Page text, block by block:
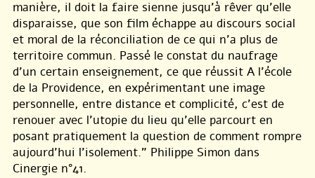
manière, il doit la faire sienne jusqu’à rêver qu’elle
disparaisse, que son film échappe au discours social
et moral de la réconciliation de ce qui n’a plus de
territoire commun. Passé le constat du naufrage
d’un certain enseignement, ce que réussit A l’école
de la Providence, en expérimentant une image
personnelle, entre distance et complicité, c’est de
renouer avec l’utopie du lieu qu’elle parcourt en
posant pratiquement la question de comment rompre
aujourd’hui l’isolement." Philippe Simon dans
Cinergie n°41.